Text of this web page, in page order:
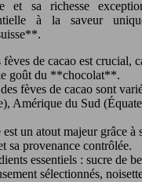
et sa richesse
à la saveur
de cacao est crucial,
goût du **chocolat**.
fèves de cacao sont
Amérique du Sud
un atout majeur grâce à
sa provenance contrôlée.
essentiels : sucre de
sélectionnés,